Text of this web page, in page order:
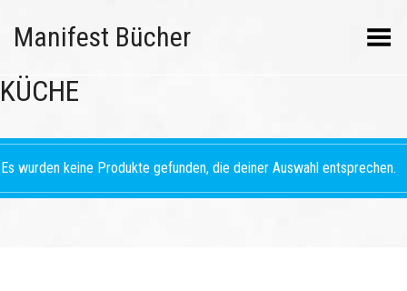
Manifest Bücher Menü umschalten
KÜCHE
Es wurden keine Produkte gefunden, die deiner Auswahl entsprechen.